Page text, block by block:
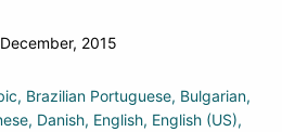
2015
Brazilian Portuguese Bulgarian
Danish English English (US)